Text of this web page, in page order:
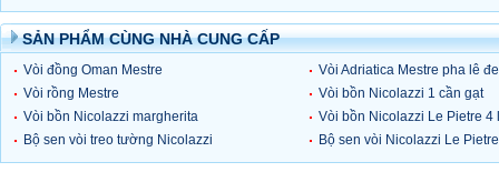
SẢN PHẨM CÙNG NHÀ CUNG CẤP
Vòi đồng Oman Mestre
Vòi Adriatica Mestre pha lê
Vòi rồng Mestre
Vòi bồn Nicolazzi 1 cần gạt
cùng sen tắm
Vòi bồn Nicolazzi margherita
vincent 4 lỗ
Vòi bồn Nicolazzi Le Pietre 4
Bộ sen vòi treo tường Nicolazzi
Le Pietre
Bộ sen vòi Nicolazzi Le Pietre